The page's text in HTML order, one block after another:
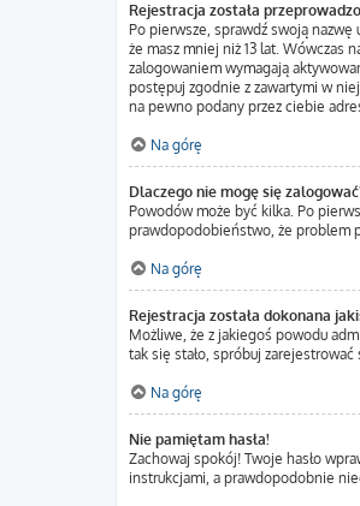
Rejestracja została
Po pierwsze, sprawdź swoją nazwę
że masz mniej niż 13 lat. Wówczas
zalogowaniem wymagają
postępuj zgodnie z zawartymi w
na pewno podany przez ciebie
Na górę
Dlaczego nie mogę się
Powodów może być kilka. Po
prawdopodobieństwo, że problem
Na górę
Rejestracja została dokonana
Możliwe, że z jakiegoś powodu
tak się stało, spróbuj
Na górę
Nie pamiętam hasła!
Zachowaj spokój! Twoje hasło
instrukcjami, a prawdopodobnie